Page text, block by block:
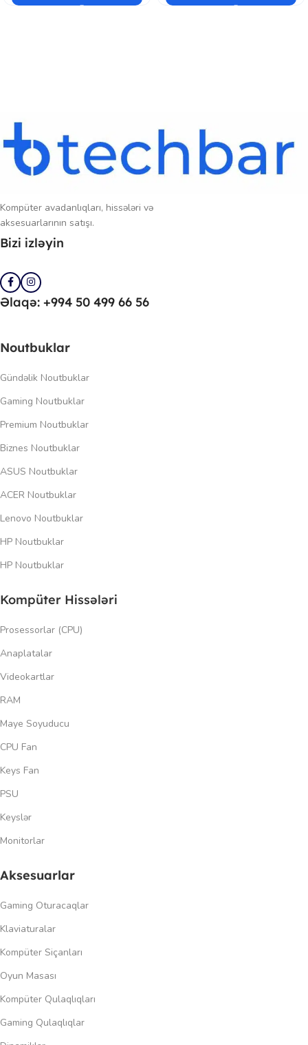
Kompüter avadanlıqları, hissələri və
aksesuarlarının satışı.
Bizi izləyin
Əlaqə: +994 50 499 66 56
Noutbuklar
Gündəlik Noutbuklar
Gaming Noutbuklar
Premium Noutbuklar
Biznes Noutbuklar
ASUS Noutbuklar
ACER Noutbuklar
Lenovo Noutbuklar
HP Noutbuklar
HP Noutbuklar
Kompüter Hissələri
Prosessorlar (CPU)
Anaplatalar
Videokartlar
RAM
Maye Soyuducu
CPU Fan
Keys Fan
PSU
Keyslər
Monitorlar
Aksesuarlar
Gaming Oturacaqlar
Klaviaturalar
Kompüter Siçanları
Oyun Masası
Kompüter Qulaqlıqları
Gaming Qulaqlıqlar